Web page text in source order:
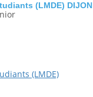
(LMDE) DIJON
(LMDE)